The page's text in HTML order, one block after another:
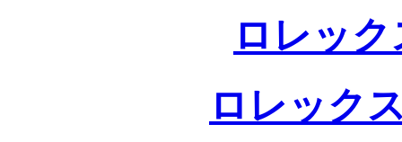
ロレッ
ロレック